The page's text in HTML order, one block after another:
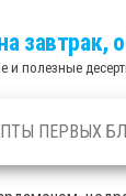
завтрак,
и полезные
ПЕРВЫХ